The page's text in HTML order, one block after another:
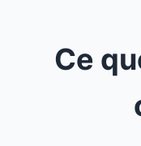
Ce